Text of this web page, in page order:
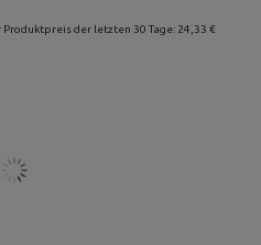
der letzten 30 Tage: 24,33 €